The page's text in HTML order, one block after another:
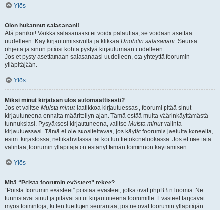
Ylös
Olen hukannut salasanani!
Älä panikoi! Vaikka salasanaasi ei voida palauttaa, se voidaan asettaa
uudelleen. Käy kirjautumissivulla ja klikkaa Unohdin salasanani. Seuraa
ohjeita ja sinun pitäisi kohta pystyä kirjautumaan uudelleen.
Jos et pysty asettamaan salasanaasi uudelleen, ota yhteyttä foorumin
ylläpitäjään.
Ylös
Miksi minut kirjataan ulos automaattisesti?
Jos et valitse Muista minut-laatikkoa kirjautuessasi, foorumi pitää sinut
kirjautuneena ennalta määritellyn ajan. Tämä estää muita väärinkäyttämästä
tunnuksiasi. Pysyäksesi kirjautuneena, valitse Muista minut-valinta
kirjautuessasi. Tämä ei ole suositeltavaa, jos käytät foorumia jaetulta koneelta,
esim. kirjastossa, nettikahvilassa tai koulun tietokoneluokassa. Jos et näe tätä
valintaa, foorumin ylläpitäjä on estänyt tämän toiminnon käyttämisen.
Ylös
Mitä “Poista foorumin evästeet” tekee?
“Poista foorumin evästeet” poistaa evästeet, jotka ovat phpBB:n luomia. Ne
tunnistavat sinut ja pitävät sinut kirjautuneena foorumille. Evästeet tarjoavat
myös toimintoja, kuten luettujen seurantaa, jos ne ovat foorumin ylläpitäjän